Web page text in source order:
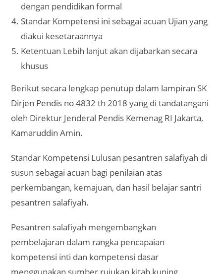
dengan pendidikan formal
Standar Kompetensi ini sebagai acuan Ujian yang
diakui kesetaraannya
Ketentuan Lebih lanjut akan dijabarkan secara
khusus
Berikut secara lengkap penutup dalam lampiran SK
Dirjen Pendis no 4832 th 2018 yang di tandatangani
oleh Direktur Jenderal Pendis Kemenag RI Jakarta,
Kamaruddin Amin.
Standar Kompetensi Lulusan pesantren salafiyah di
susun sebagai acuan bagi penilaian atas
perkembangan, kemajuan, dan hasil belajar santri
pesantren salafiyah.
Pesantren salafiyah mengembangkan
pembelajaran dalam rangka pencapaian
kompetensi inti dan kompetensi dasar